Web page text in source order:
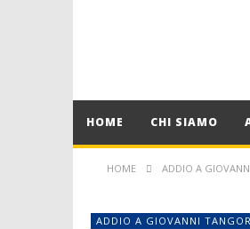
HOME CHI SIAMO
HOME ADDIO A
ADDIO A GIOVANNI